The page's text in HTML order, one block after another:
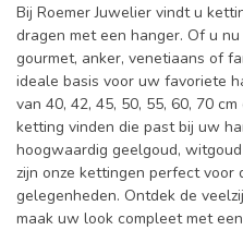
Bij Roemer Juwelier vindt u
dragen met een hanger. Of u
gourmet, anker, venetiaans of
ideale basis voor uw favoriete
van 40, 42, 45, 50, 55, 60, 70
ketting vinden die past bij uw
hoogwaardig geelgoud,
zijn onze kettingen perfect voor
gelegenheden. Ontdek de
maak uw look compleet met